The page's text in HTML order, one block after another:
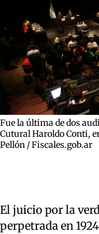
Fue la última de dos
Cutural Haroldo Conti,
Pellón / Fiscales.gob.ar
El juicio por la
perpetrada en